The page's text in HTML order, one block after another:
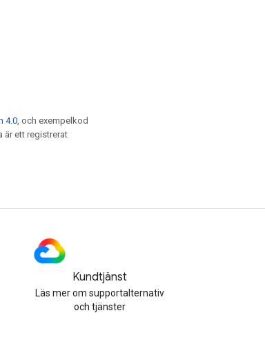
4.0, och exempelkod
är ett registrerat
Kundtjänst
Läs mer om supportalternativ
och tjänster